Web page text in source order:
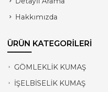
Hakkımızda
ÜRÜN KATEGORİLERİ
GÖMLEKLİK KUMAŞ
İŞELBİSELİK KUMAŞ